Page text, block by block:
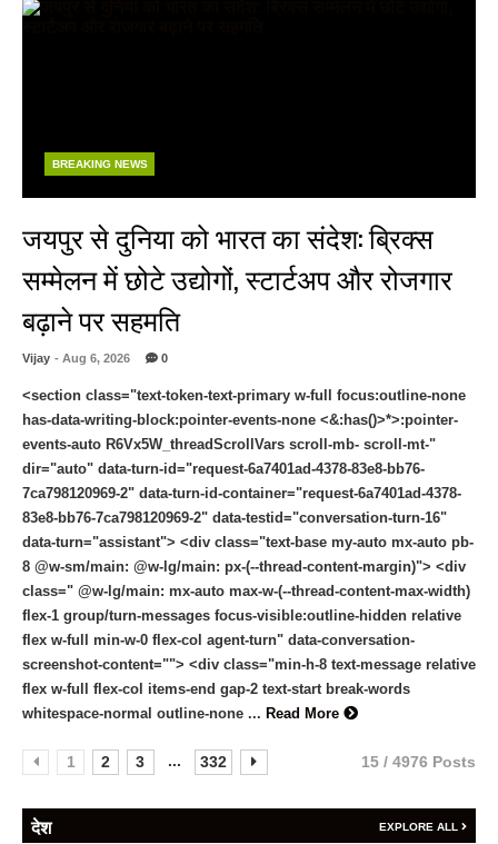
BREAKING NEWS
जयपुर से दुनिया को भारत का संदेश: ब्रिक्स
सम्मेलन में छोटे उद्योगों, स्टार्टअप और रोजगार
बढ़ाने पर सहमति
Vijay - Aug 6, 2026 0
<section class="text-token-text-primary w-full focus:outline-none
has-data-writing-block:pointer-events-none <&:has()>*>:pointer-
events-auto R6Vx5W_threadScrollVars scroll-mb- scroll-mt-"
dir="auto" data-turn-id="request-6a7401ad-4378-83e8-bb76-
7ca798120969-2" data-turn-id-container="request-6a7401ad-4378-
83e8-bb76-7ca798120969-2" data-testid="conversation-turn-16"
data-turn="assistant"> <div class="text-base my-auto mx-auto pb-
8 @w-sm/main: @w-lg/main: px-(--thread-content-margin)"> <div
class=" @w-lg/main: mx-auto max-w-(--thread-content-max-width)
flex-1 group/turn-messages focus-visible:outline-hidden relative
flex w-full min-w-0 flex-col agent-turn" data-conversation-
screenshot-content=""> <div class="min-h-8 text-message relative
flex w-full flex-col items-end gap-2 text-start break-words
whitespace-normal outline-none ... Read More
1 2 3 ... 332 15 / 4976 Posts
देश EXPLORE ALL